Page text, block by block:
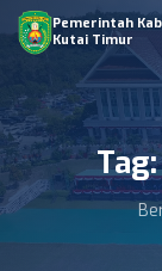
Pemerintah
Kutai Timur